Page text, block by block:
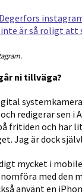
ni tillväga?
redigerar sen i
fritiden och har
Jag är dock
mycket i
med den
använt en